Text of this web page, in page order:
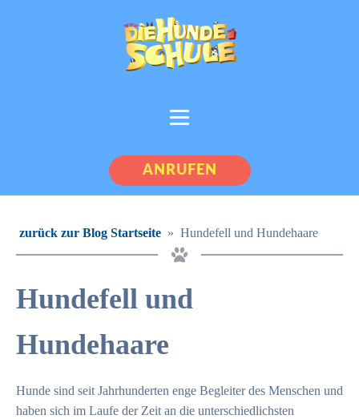
ANRUFEN
zurück zur Blog Startseite » Hundefell und Hundehaare
Hundefell und
Hundehaare
Hunde sind seit Jahrhunderten enge Begleiter des Menschen und
haben sich im Laufe der Zeit an die unterschiedlichsten